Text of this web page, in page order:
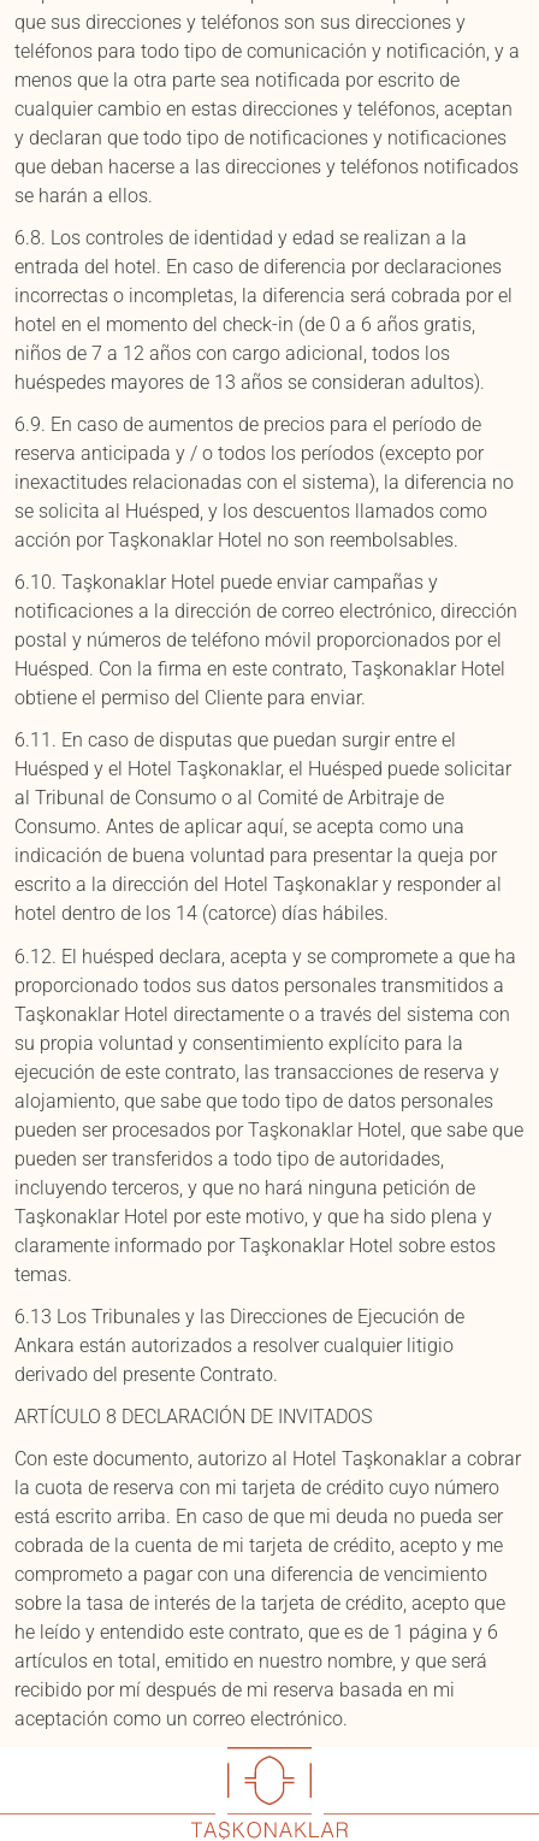
que sus direcciones y teléfonos son sus direcciones y
teléfonos para todo tipo de comunicación y notificación, y a
menos que la otra parte sea notificada por escrito de
cualquier cambio en estas direcciones y teléfonos, aceptan
y declaran que todo tipo de notificaciones y notificaciones
que deban hacerse a las direcciones y teléfonos notificados
se harán a ellos.
6.8. Los controles de identidad y edad se realizan a la
entrada del hotel. En caso de diferencia por declaraciones
incorrectas o incompletas, la diferencia será cobrada por el
hotel en el momento del check-in (de 0 a 6 años gratis,
niños de 7 a 12 años con cargo adicional, todos los
huéspedes mayores de 13 años se consideran adultos).
6.9. En caso de aumentos de precios para el período de
reserva anticipada y / o todos los períodos (excepto por
inexactitudes relacionadas con el sistema), la diferencia no
se solicita al Huésped, y los descuentos llamados como
acción por Taşkonaklar Hotel no son reembolsables.
6.10. Taşkonaklar Hotel puede enviar campañas y
notificaciones a la dirección de correo electrónico, dirección
postal y números de teléfono móvil proporcionados por el
Huésped. Con la firma en este contrato, Taşkonaklar Hotel
obtiene el permiso del Cliente para enviar.
6.11. En caso de disputas que puedan surgir entre el
Huésped y el Hotel Taşkonaklar, el Huésped puede solicitar
al Tribunal de Consumo o al Comité de Arbitraje de
Consumo. Antes de aplicar aquí, se acepta como una
indicación de buena voluntad para presentar la queja por
escrito a la dirección del Hotel Taşkonaklar y responder al
hotel dentro de los 14 (catorce) días hábiles.
6.12. El huésped declara, acepta y se compromete a que ha
proporcionado todos sus datos personales transmitidos a
Taşkonaklar Hotel directamente o a través del sistema con
su propia voluntad y consentimiento explícito para la
ejecución de este contrato, las transacciones de reserva y
alojamiento, que sabe que todo tipo de datos personales
pueden ser procesados por Taşkonaklar Hotel, que sabe que
pueden ser transferidos a todo tipo de autoridades,
incluyendo terceros, y que no hará ninguna petición de
Taşkonaklar Hotel por este motivo, y que ha sido plena y
claramente informado por Taşkonaklar Hotel sobre estos
temas.
6.13 Los Tribunales y las Direcciones de Ejecución de
Ankara están autorizados a resolver cualquier litigio
derivado del presente Contrato.
ARTÍCULO 8 DECLARACIÓN DE INVITADOS
Con este documento, autorizo al Hotel Taşkonaklar a cobrar
la cuota de reserva con mi tarjeta de crédito cuyo número
está escrito arriba. En caso de que mi deuda no pueda ser
cobrada de la cuenta de mi tarjeta de crédito, acepto y me
comprometo a pagar con una diferencia de vencimiento
sobre la tasa de interés de la tarjeta de crédito, acepto que
he leído y entendido este contrato, que es de 1 página y 6
artículos en total, emitido en nuestro nombre, y que será
recibido por mí después de mi reserva basada en mi
aceptación como un correo electrónico.